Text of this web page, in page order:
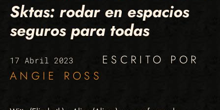
Sktas: rodar en espacios
seguros para todas
17 Abril 2023
ESCRITO POR
ANGIE ROSS